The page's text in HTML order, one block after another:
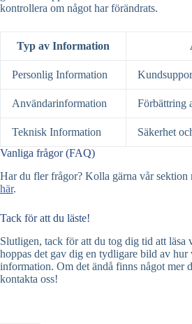
kontrollera om något har förändrats.
Typ av Information
Personlig Information
Användarinformation Förbättring
Teknisk Information
Säkerhet
Vanliga frågor (FAQ)
Har du fler frågor? Kolla gärna vår sektion
här.
Tack för att du läste!
Slutligen, tack för att du tog dig tid att läsa
hoppas det gav dig en tydligare bild av hur
information. Om det ändå finns något mer
kontakta oss!